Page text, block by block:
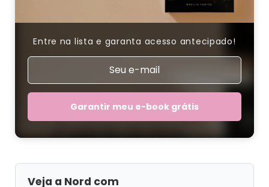
Entre na lista e garanta acesso antecipado!
Garantir meu e-book grátis
Veja a Nord com